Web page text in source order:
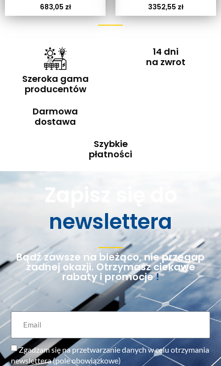
683,05 zł 3352,55 zł
Szeroka gama
producentów
14 dni
na zwrot
Darmowa
dostawa
Szybkie
płatności
Zapisz się do
newslettera
Bądź zawsze na bieżąco, nie przegap
żadnej okazji. Otrzymasz ciekawe
rabaty i promocje!
Zgadzam się na przetwarzanie danych w celu otrzymania
newslettera (pole obowiązkowe)